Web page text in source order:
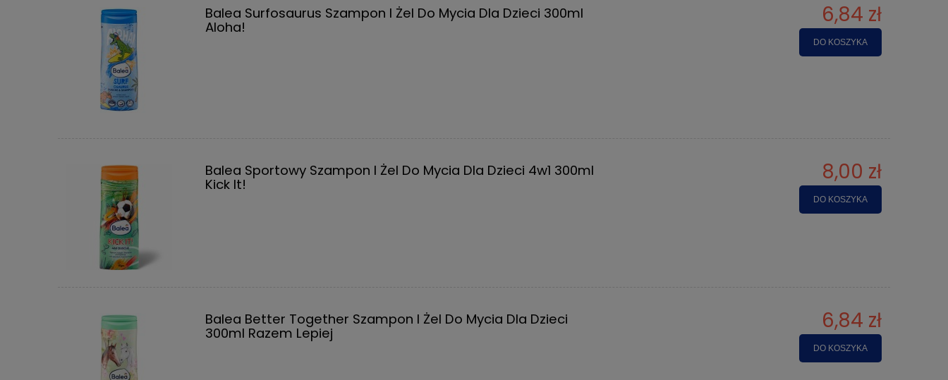
Balea Surfosaurus Szampon I Żel Do Mycia Dla Dzieci 300ml
Aloha!
6,84 zł
DO KOSZYKA
Balea Sportowy Szampon I Żel Do Mycia Dla Dzieci 4w1 300ml
Kick It!
8,00 zł
DO KOSZYKA
Balea Better Together Szampon I Żel Do Mycia Dla Dzieci
300ml Razem Lepiej
6,84 zł
DO KOSZYKA